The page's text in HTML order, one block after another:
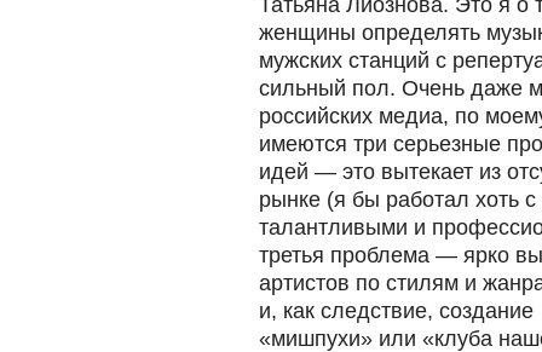
Татьяна Лиознова. Это я о
женщины определять
мужских станций с
сильный пол. Очень даже
российских медиа, по
имеются три серьезные
идей — это вытекает из
рынке (я бы работал хоть
талантливыми и
третья проблема — ярко
артистов по стилям и
и, как следствие, создание
«мишпухи» или «клуба